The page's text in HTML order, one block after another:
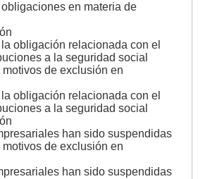
en materia de
obligación relacionada con el
a la seguridad social
de exclusión en
obligación relacionada con el
a la seguridad social
han sido suspendidas
de exclusión en
han sido suspendidas